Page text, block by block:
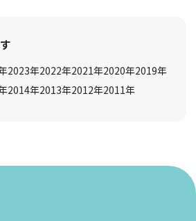
2023年2022年2021年2020年2019年
2014年2013年2012年2011年